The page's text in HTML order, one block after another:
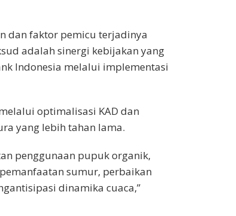
dan faktor pemicu terjadinya
adalah sinergi kebijakan yang
Indonesia melalui implementasi
optimalisasi KAD dan
yang lebih tahan lama.
penggunaan pupuk organik,
sumur, perbaikan
dinamika cuaca,”